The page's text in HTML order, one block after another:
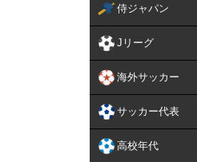
侍ジャパン
Jリーグ
海外サッカー
サッカー代表
高校年代